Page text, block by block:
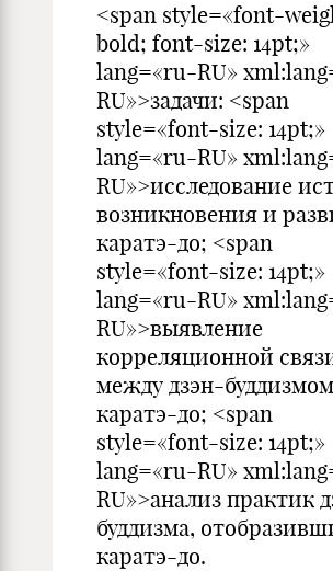
<span style=«font-
bold; font-size: 14pt;»
lang=«ru-RU»
RU»>задачи: <span
style=«font-size: 14pt;»
lang=«ru-RU»
RU»>исследование
возникновения и
каратэ-до; <span
style=«font-size: 14pt;»
lang=«ru-RU»
RU»>выявление
корреляционной
между дзэн-
каратэ-до; <span
style=«font-size: 14pt;»
lang=«ru-RU»
RU»>анализ практик
буддизма,
каратэ-до.